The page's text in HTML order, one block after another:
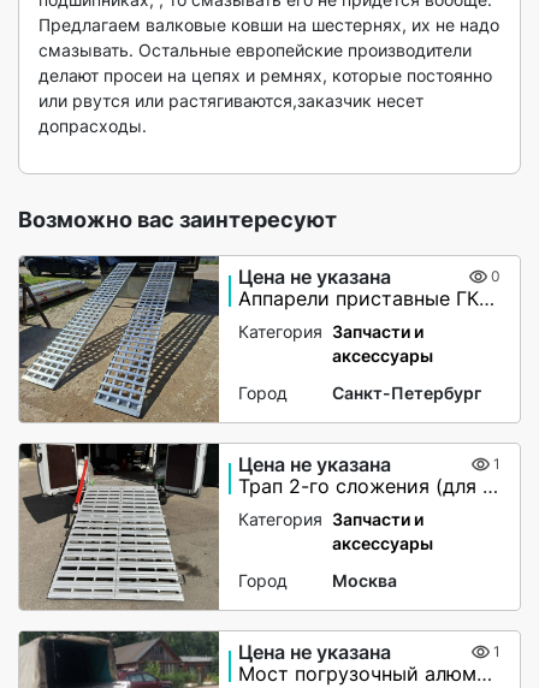
Предлагаем валковые ковши на шестернях, их не надо
смазывать. Остальные европейские производители
делают просеи на цепях и ремнях, которые постоянно
или рвутся или растягиваются,заказчик несет
допрасходы.
Возможно вас заинтересуют
Цена не указана 0
Аппарели приставные ГКА 5.350.40 2/3
Категория Запчасти и
аксессуары
Город
Санкт-Петербург
Цена не указана 1
Трап 2-го сложения (для мото-вездеходов) не поворотный
Категория Запчасти и
аксессуары
Город
Москва
Цена не указана 1
Мост погрузочный алюминиевый